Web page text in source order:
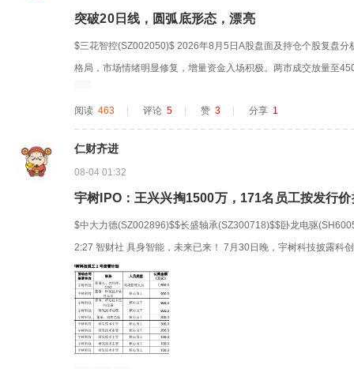
突破20日线，圆弧底形态，漂亮
$三花智控(SZ002050)$ 2026年8月5日A股盘面及持仓个股复盘分
格局，市场情绪明显修复，增量资金入场积极。两市成交放量至
证指数今日成功收于20日均线之上，但本次突破有效性仍需两至
阅读 463 评论 5 赞 3 分享 1
仁财齐进
08-04 01:32
宇树IPO：王兴兴掏1500万，171名员工按发行
$中大力德(SZ002896)$$长盛轴承(SZ300718)$$卧龙电驱
2:27 智财社 具身智能，未来已来！ 7月30日晚，宇树科技披露科
序。本次拟公开发行4044.64万股，占发行后总股本的10%，初步
0日。 招股书中最值得关注的细节，是171名高管与核...